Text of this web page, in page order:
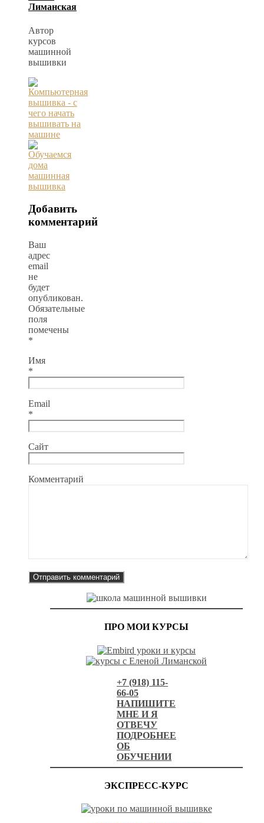
Лиманская
Автор
курсов
машинной
вышивки
Добавить
комментарий
Ваш
адрес
email
не
будет
опубликован.
Обязательные
поля
помечены
*
Имя
*
Email
*
Сайт
Комментарий
ПРО МОИ КУРСЫ
+7 (918) 115-
66-05
НАПИШИТЕ
МНЕ И Я
ОТВЕЧУ
ПОДРОБНЕЕ
ОБ
ОБУЧЕНИИ
ЭКСПРЕСС-КУРС